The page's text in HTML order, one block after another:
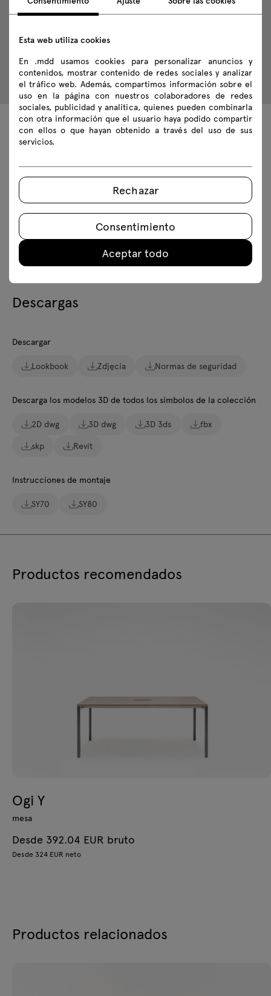
Datos técnicos
Especificación técnica
Acabados
Ecología
Descargas
Descargar
Lookbook Zdjęcia Normas de seguridad
Descarga los modelos 3D de todos los símbolos de la colección
2D dwg 3D dwg 3D 3ds
fbx
skp
Revit
Instrucciones de montaje
SY70 SY80
Productos recomendados
Ogi Y
mesa
Desde 392.04 EUR bruto
Desde 324 EUR neto
Productos relacionados
Esta web utiliza cookies
En .mdd usamos cookies para personalizar anuncios y
contenidos, mostrar contenido de redes sociales y analizar
el tráfico web. Además, compartimos información sobre el
uso en la página con nuestros colaboradores de redes
sociales, publicidad y analítica, quienes pueden combinarla
con otra información que el usuario haya podido compartir
con ellos o que hayan obtenido a través del uso de sus
servicios.
Rechazar
Consentimiento
Aceptar todo